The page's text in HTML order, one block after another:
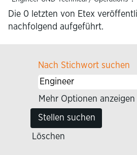
Die 0 letzten von Etex
nachfolgend aufgeführt.
Nach Stichwort suchen
Mehr Optionen anzeigen
Löschen